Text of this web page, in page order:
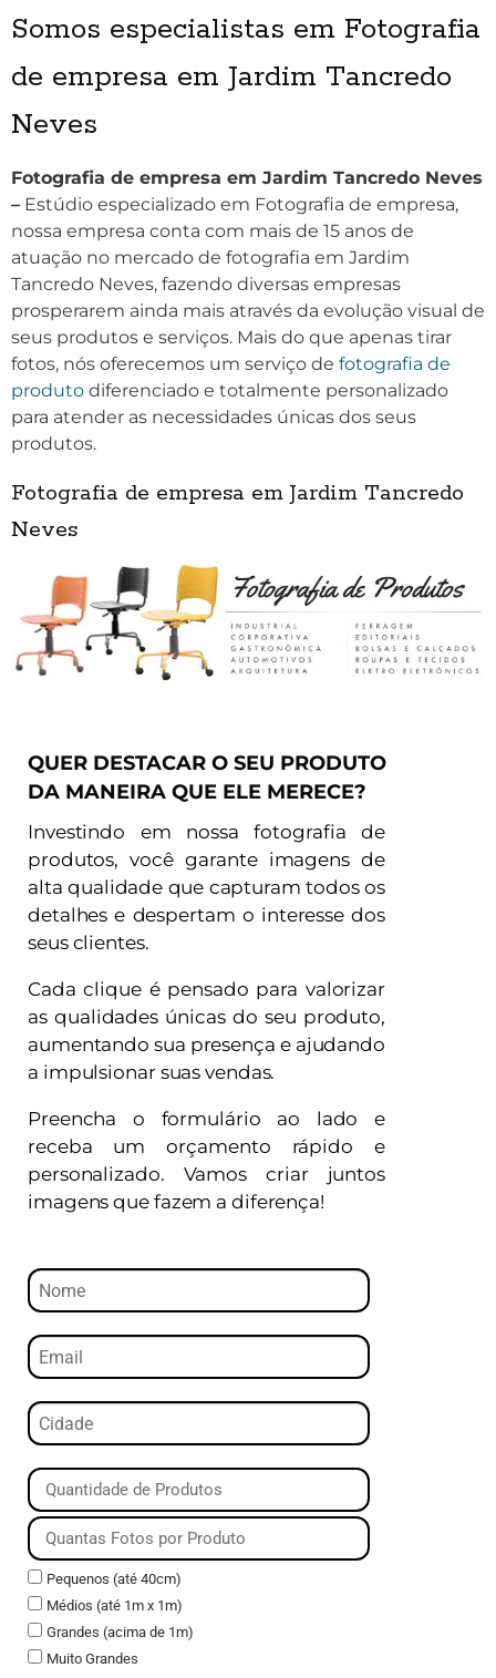
Somos especialistas em Fotografia
de empresa em Jardim Tancredo
Neves
Fotografia de empresa em Jardim Tancredo Neves
– Estúdio especializado em Fotografia de empresa,
nossa empresa conta com mais de 15 anos de
atuação no mercado de fotografia em Jardim
Tancredo Neves, fazendo diversas empresas
prosperarem ainda mais através da evolução visual de
seus produtos e serviços. Mais do que apenas tirar
fotos, nós oferecemos um serviço de fotografia de
produto diferenciado e totalmente personalizado
para atender as necessidades únicas dos seus
produtos.
Fotografia de empresa em Jardim Tancredo
Neves
QUER DESTACAR O SEU PRODUTO
DA MANEIRA QUE ELE MERECE?
Investindo em nossa fotografia de
produtos, você garante imagens de
alta qualidade que capturam todos os
detalhes e despertam o interesse dos
seus clientes.
Cada clique é pensado para valorizar
as qualidades únicas do seu produto,
aumentando sua presença e ajudando
a impulsionar suas vendas.
Preencha o formulário ao lado e
receba um orçamento rápido e
personalizado. Vamos criar juntos
imagens que fazem a diferença!
Pequenos (até 40cm)
Médios (até 1m x 1m)
Grandes (acima de 1m)
Muito Grandes